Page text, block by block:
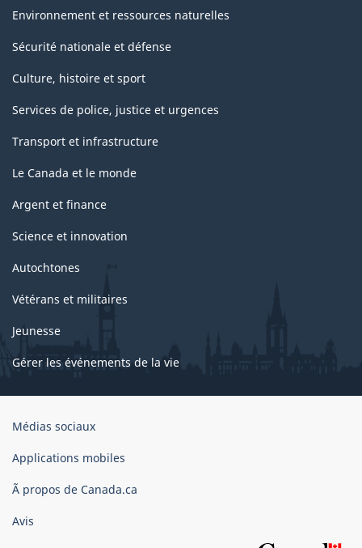
Environnement et ressources naturelles
Sécurité nationale et défense
Culture, histoire et sport
Services de police, justice et urgences
Transport et infrastructure
Le Canada et le monde
Argent et finance
Science et innovation
Autochtones
Vétérans et militaires
Jeunesse
Gérer les événements de la vie
Organisation
gouvernement
Canada
Médias sociaux
Applications mobiles
Ã propos de Canada.ca
Avis